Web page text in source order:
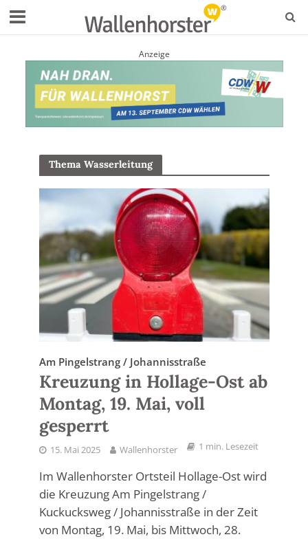
Anzeige
Thema Wasserleitung
Am Pingelstrang / Johannisstraße
Kreuzung in Hollage-Ost ab
Montag, 19. Mai, voll
gesperrt
15. Mai 2025 Wallenhorster 1 min. Lesezeit
Im Wallenhorster Ortsteil Hollage-Ost wird
die Kreuzung Am Pingelstrang /
Kuckucksweg / Johannisstraße in der Zeit
von Montag, 19. Mai, bis Mittwoch, 28.